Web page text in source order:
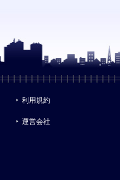
利用規約
運営会社